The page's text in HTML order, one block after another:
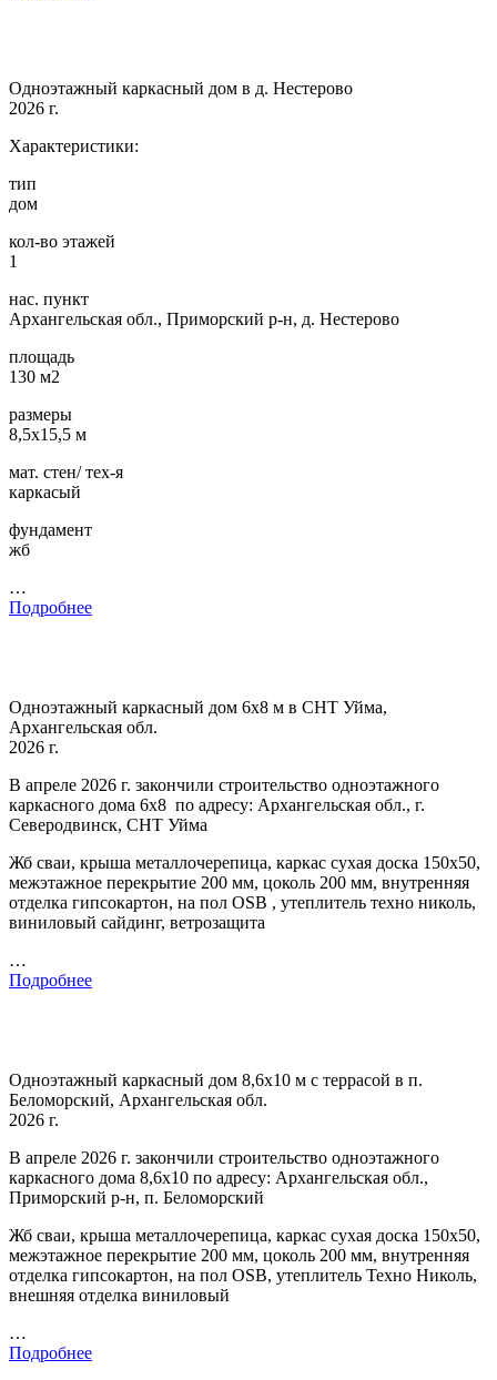
Одноэтажный каркасный дом в д. Нестерово
2026 г.
Характеристики:
тип
дом
кол-во этажей
1
нас. пункт
Архангельская обл., Приморский р-н, д. Нестерово
площадь
130 м2
размеры
8,5х15,5 м
мат. стен/ тех-я
каркасый
фундамент
жб
…
Подробнее
Одноэтажный каркасный дом 6х8 м в СНТ Уйма,
Архангельская обл.
2026 г.
В апреле 2026 г. закончили строительство одноэтажного
каркасного дома 6х8 по адресу: Архангельская обл., г.
Северодвинск, СНТ Уйма
Жб сваи, крыша металлочерепица, каркас сухая доска 150х50,
межэтажное перекрытие 200 мм, цоколь 200 мм, внутренняя
отделка гипсокартон, на пол OSB , утеплитель техно николь,
виниловый сайдинг, ветрозащита
…
Подробнее
Одноэтажный каркасный дом 8,6х10 м с террасой в п.
Беломорский, Архангельская обл.
2026 г.
В апреле 2026 г. закончили строительство одноэтажного
каркасного дома 8,6х10 по адресу: Архангельская обл.,
Приморский р-н, п. Беломорский
Жб сваи, крыша металлочерепица, каркас сухая доска 150х50,
межэтажное перекрытие 200 мм, цоколь 200 мм, внутренняя
отделка гипсокартон, на пол OSB, утеплитель Техно Николь,
внешняя отделка виниловый
…
Подробнее